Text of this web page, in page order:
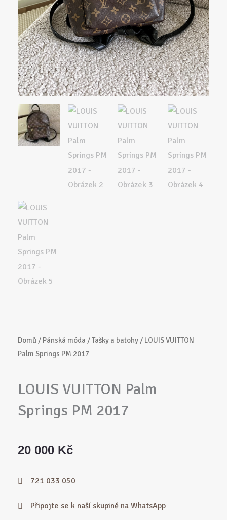
Domů / Pánská móda /Tašky a batohy / LOUIS VUITTON
Palm Springs PM 2017
LOUIS VUITTON Palm
Springs PM 2017
20 000 Kč
721 033 050
Připojte se k naší skupině na WhatsApp